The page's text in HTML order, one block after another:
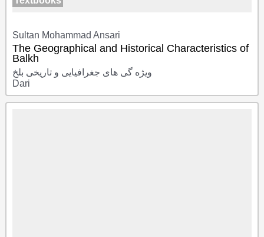
Sultan Mohammad Ansari
The Geographical and Historical Characteristics of
Balkh
ویژه گی های جغرافیایی و تاریخی بلخ
Dari